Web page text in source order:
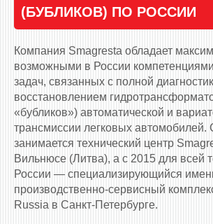
(БУБЛИКОВ) ПО РОССИИ
Компания Smagresta обладает
возможными в России
задач, связанных с полной
восстановлением
«бубликов») автоматической и
трансмиссии легковых автомобилей.
занимается технический центр
Вильнюсе (Литва), а с 2015 для всей
России — специализирующийся
производственно-сервисный
Russia в Санкт-Петербурге.